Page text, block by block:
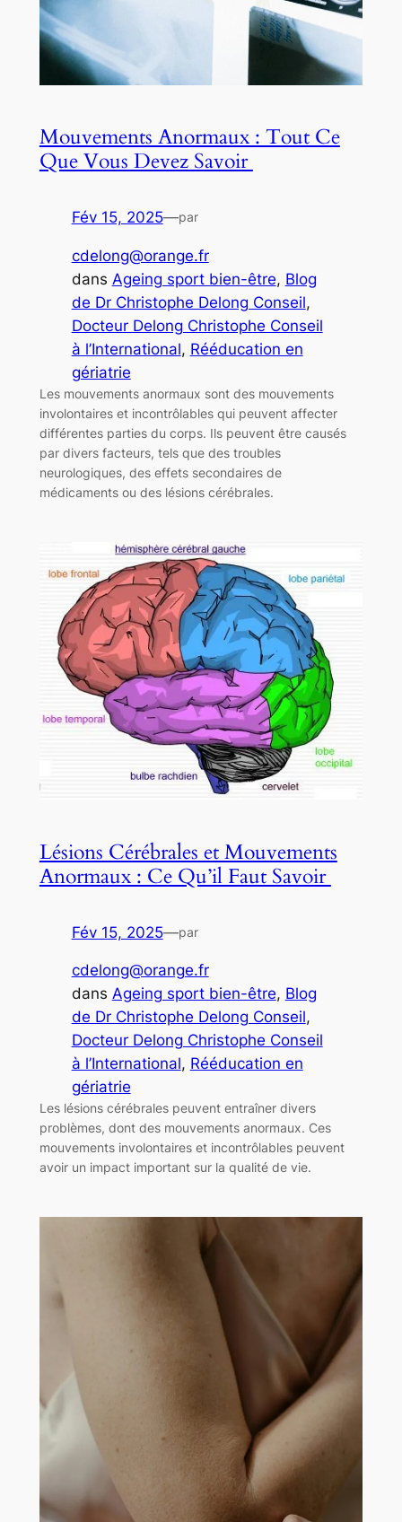
Mouvements Anormaux : Tout Ce
Que Vous Devez Savoir ‍
Fév 15, 2025—par
cdelong@orange.fr
dans Ageing sport bien-être, Blog
de Dr Christophe Delong Conseil
Docteur Delong Christophe Conseil
à l’International, Rééducation en
gériatrie
Les mouvements anormaux sont des mouvements
involontaires et incontrôlables qui peuvent affecter
différentes parties du corps. Ils peuvent être causés
par divers facteurs, tels que des troubles
neurologiques, des effets secondaires de
médicaments ou des lésions cérébrales.
Lésions Cérébrales et Mouvements
Anormaux : Ce Qu’il Faut Savoir ‍
Fév 15, 2025—par
cdelong@orange.fr
dans Ageing sport bien-être, Blog
de Dr Christophe Delong Conseil
Docteur Delong Christophe Conseil
à l’International, Rééducation en
gériatrie
Les lésions cérébrales peuvent entraîner divers
problèmes, dont des mouvements anormaux. Ces
mouvements involontaires et incontrôlables peuvent
avoir un impact important sur la qualité de vie.